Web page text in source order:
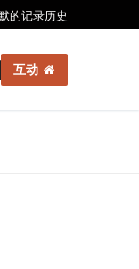
的记录历史
互动